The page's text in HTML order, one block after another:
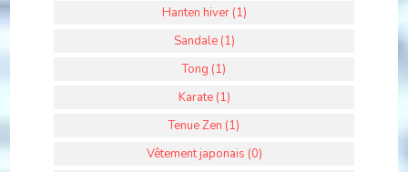
Hanten hiver (1)
Sandale (1)
Tong (1)
Karate (1)
Tenue Zen (1)
Vêtement japonais (0)